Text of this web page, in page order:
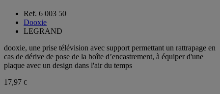
Ref. 6 003 50
Dooxie
LEGRAND
dooxie, une prise télévision avec support permettant un rattrapage en
cas de dérive de pose de la boîte d’encastrement, à équiper d'une
plaque avec un design dans l'air du temps
17,97 €